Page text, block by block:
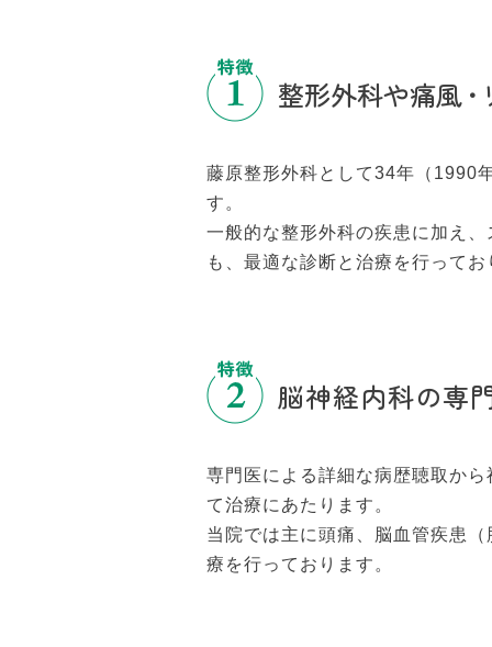
整形外科や痛風・
藤原整形外科として34年（1990
す。
一般的な整形外科の疾患に加え
も、最適な診断と治療を行ってお
脳神経内科の専
専門医による詳細な病歴聴取か
て治療にあたります。
当院では主に頭痛、脳血管疾患
療を行っております。